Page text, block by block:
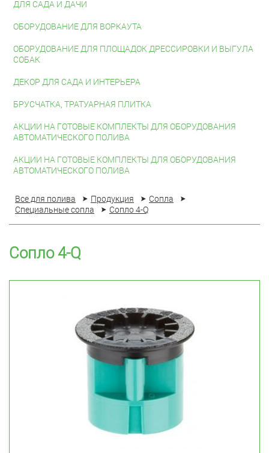
ДЛЯ САДА И ДАЧИ
ОБОРУДОВАНИЕ ДЛЯ ВОРКАУТА
ОБОРУДОВАНИЕ ДЛЯ ПЛОЩАДОК ДРЕССИРОВКИ И ВЫГУЛА
СОБАК
ДЕКОР ДЛЯ САДА И ИНТЕРЬЕРА
БРУСЧАТКА, ТРАТУАРНАЯ ПЛИТКА
АКЦИИ НА ГОТОВЫЕ КОМПЛЕКТЫ ДЛЯ ОБОРУДОВАНИЯ
АВТОМАТИЧЕСКОГО ПОЛИВА
АКЦИИ НА ГОТОВЫЕ КОМПЛЕКТЫ ДЛЯ ОБОРУДОВАНИЯ
АВТОМАТИЧЕСКОГО ПОЛИВА
Все для полива Продукция
Сопла
Специальные сопла
Сопло 4-Q
Сопло 4-Q